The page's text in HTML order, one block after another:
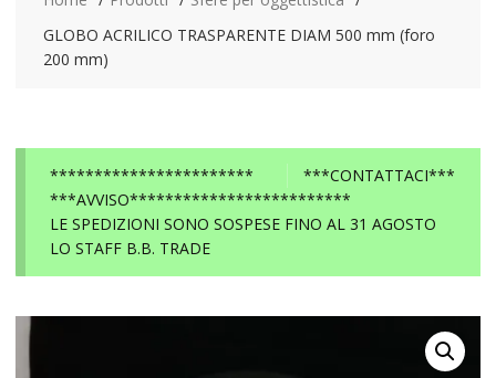
GLOBO ACRILICO TRASPARENTE DIAM 500 mm (foro
200 mm)
***CONTATTACI***
***********************
***AVVISO*************************
LE SPEDIZIONI SONO SOSPESE FINO AL 31 AGOSTO
LO STAFF B.B. TRADE